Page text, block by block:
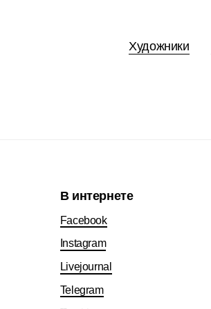
Художники
В интернете
Facebook
Instagram
Livejournal
Telegram